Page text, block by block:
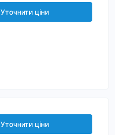
Уточнити ціни
Уточнити ціни